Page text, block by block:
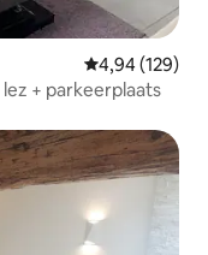
Gemiddelde
4,94 (129)
+ parkeerplaats